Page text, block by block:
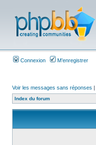
Connexion M’enregistrer
Voir les messages sans réponses |
Index du forum